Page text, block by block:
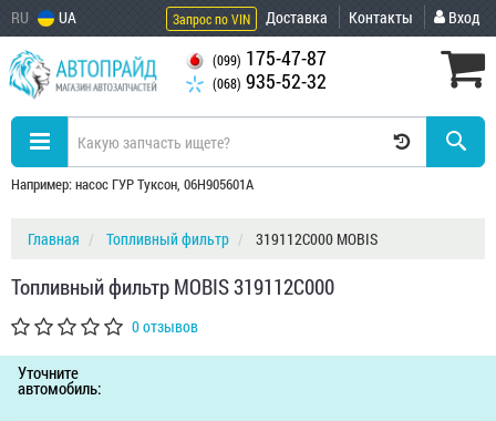
RU UA Запрос по VIN Доставка Контакты Вход
(099) 175-47-87
(068) 935-52-32
Например: насос ГУР Туксон, 06H905601A
Главная Топливный фильтр 319112C000 MOBIS
Топливный фильтр MOBIS 319112C000
0 отзывов
Уточните
автомобиль: